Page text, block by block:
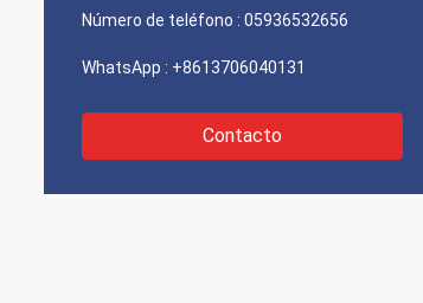
Número de teléfono : 05936532656
WhatsApp : +8613706040131
Contacto